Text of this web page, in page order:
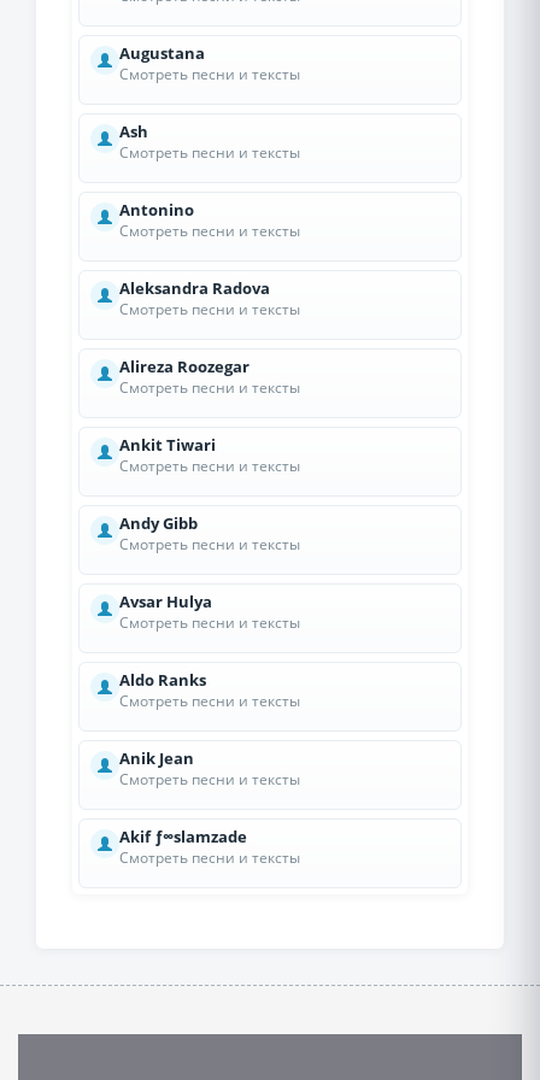
Augustana
Смотреть песни и тексты
Ash
Смотреть песни и тексты
Antonino
Смотреть песни и тексты
Aleksandra Radova
Смотреть песни и тексты
Alireza Roozegar
Смотреть песни и тексты
Ankit Tiwari
Смотреть песни и тексты
Andy Gibb
Смотреть песни и тексты
Avsar Hulya
Смотреть песни и тексты
Aldo Ranks
Смотреть песни и тексты
Anik Jean
Смотреть песни и тексты
Akif ƒ∞slamzade
Смотреть песни и тексты